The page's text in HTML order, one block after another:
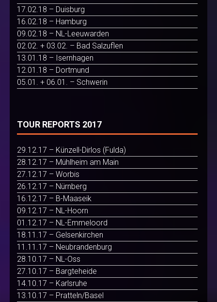
17.02.18 – Duisburg
16.02.18 – Hamburg
09.02.18 – NL-Leeuwarden
02.02. + 03.02. – Bad Salzuflen
13.01.18 – Isernhagen
12.01.18 – Dortmund
05.01. + 06.01. – Schwerin
TOUR REPORTS 2017
29.12.17 – Künzell-Dirlos (Fulda)
28.12.17 – Mühlheim am Main
27.12.17 – Worbis
26.12.17 – Nürnberg
16.12.17 – B-Maaseik
09.12.17 – NL-Hoorn
01.12.17 – NL-Emmeloord
18.11.17 – Gelsenkirchen
11.11.17 – Neubrandenburg
28.10.17 – NL-Oss
27.10.17 – Bargteheide
14.10.17 – Karlsruhe
13.10.17 – Pratteln/Basel